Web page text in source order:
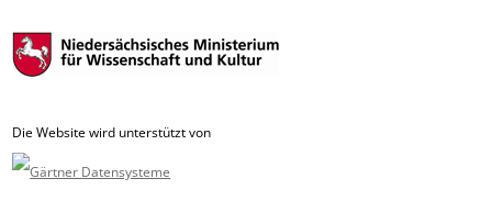
Die Website wird unterstützt von